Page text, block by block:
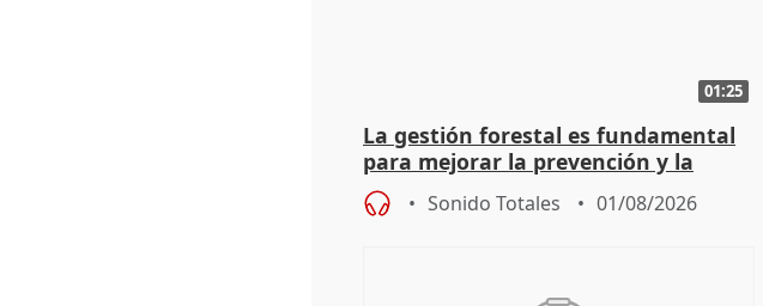
01:25
La gestión forestal es fundamental
para mejorar la prevención y la
actuación frente a incendios
Sonido Totales 01/08/2026